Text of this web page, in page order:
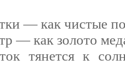
— как чистые
— как золото
тянется к